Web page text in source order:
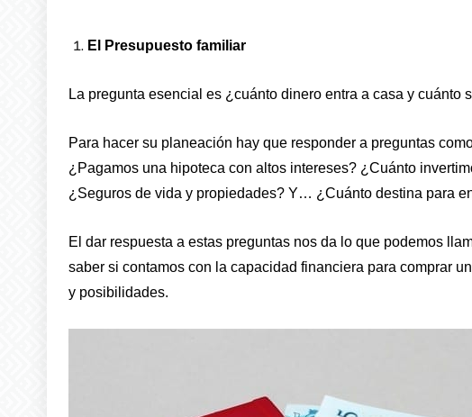
El Presupuesto familiar
La pregunta esencial es ¿cuánto dinero entra a casa y cuánto
Para hacer su planeación hay que responder a preguntas
¿Pagamos una hipoteca con altos intereses? ¿Cuánto
¿Seguros de vida y propiedades? Y… ¿Cuánto destina para
El dar respuesta a estas preguntas nos da lo que podemos
saber si contamos con la capacidad financiera para comprar
y posibilidades.